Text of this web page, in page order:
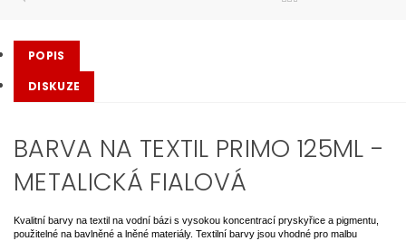
POPIS
DISKUZE
BARVA NA TEXTIL PRIMO 125ML -
METALICKÁ FIALOVÁ
Kvalitní barvy na textil na vodní bázi s vysokou koncentrací pryskyřice a pigmentu,
použitelné na bavlněné a lněné materiály. Textilní barvy jsou vhodné pro malbu